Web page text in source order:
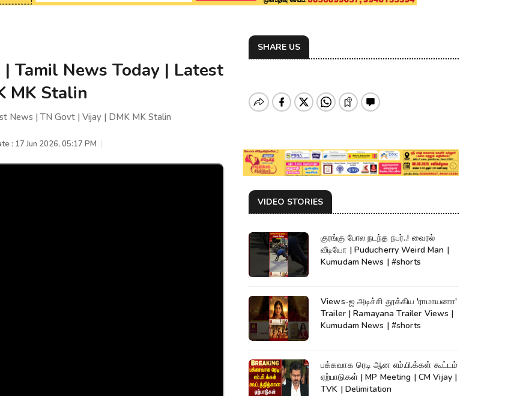
Tamil News Today | Latest
MK Stalin
News | TN Govt | Vijay | DMK MK Stalin
: 17 Jun 2026, 05:17 PM
SHARE US
VIDEO STORIES
குரங்கு போல நடந்த நபர்..! வைரல்
வீடியோ | Puducherry Weird Man |
Kumudam News | #shorts
Views-ஐ அடிச்சி தூக்கிய 'ராமாயணா'
Trailer | Ramayana Trailer Views |
Kumudam News | #shorts
பக்கவாக ரெடி ஆன எம்.பி.க்கள் கூட்டம்
ஏற்பாடுகள் | MP Meeting | CM Vijay |
TVK | Delimitation